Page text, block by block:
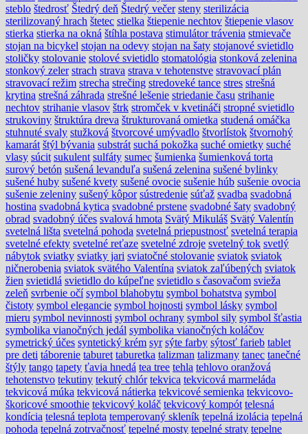
steblo štedrosť Štedrý deň Štedrý večer steny sterilizácia
sterilizovaný hrach štetec stielka štiepenie nechtov štiepenie vlasov
stierka stierka na okná štíhla postava stimulátor trávenia stmievače
stojan na bicykel stojan na odevy stojan na šaty stojanové svietidlo
stoličky stolovanie stolové svietidlo stomatológia stonková zelenina
stonkový zeler strach strava strava v tehotenstve stravovací plán
stravovací režim strecha strečing stredoveké tance stres strešná
krytina strešná záhrada strešné lešenie striedanie času strihanie
nechtov strihanie vlasov štrk stromček v kvetináči stropné svietidlo
strukoviny štruktúra dreva štrukturovaná omietka studená omáčka
stuhnuté svaly stužková štvorcové umývadlo štvorlístok štvornohý
kamarát štýl bývania substrát suchá pokožka suché omietky suché
vlasy súcit sukulent sulfáty sumec šumienka šumienková torta
surový betón sušená levanduľa sušená zelenina sušené bylinky
sušené huby sušené kvety sušené ovocie sušenie húb sušenie ovocia
sušenie zeleniny sušený kôpor sústredenie súťaž svadba svadobná
hostina svadobná kytica svadobné prstene svadobné šaty svadobný
obrad svadobný účes svalová hmota Svätý Mikuláš Svätý Valentín
svetelná lišta svetelná pohoda svetelná priepustnosť svetelná terapia
svetelné efekty svetelné reťaze svetelné zdroje svetelný tok svetlý
nábytok sviatky sviatky jari sviatočné stolovanie sviatok sviatok
ničnerobenia sviatok svätého Valentína sviatok zaľúbených sviatok
žien svietidlá svietidlo do kúpeľne svietidlo s časovačom svieža
zeleň svrbenie očí symbol blahobytu symbol bohatstva symbol
čistoty symbol elegancie symbol hojnosti symbol lásky symbol
mieru symbol nevinnosti symbol ochrany symbol sily symbol šťastia
symbolika vianočných jedál symbolika vianočných koláčov
symetrický účes syntetický krém syr sýte farby sýtosť farieb tablet
pre deti táborenie taburet taburetka talizman talizmany tanec tanečné
štýly tango tapety ťavia hnedá tea tree tehla tehlovo oranžová
tehotenstvo tekutiny tekutý chlór tekvica tekvicová marmeláda
tekvicová múka tekvicová nátierka tekvicové semienka tekvicovo-
škoricové smoothie tekvicový koláč tekvicový kompót telesná
kondícia telesná teplota temperovaný skleník tepelná izolácia tepelná
pohoda tepelná zotrvačnosť tepelné mosty tepelné straty tepelne